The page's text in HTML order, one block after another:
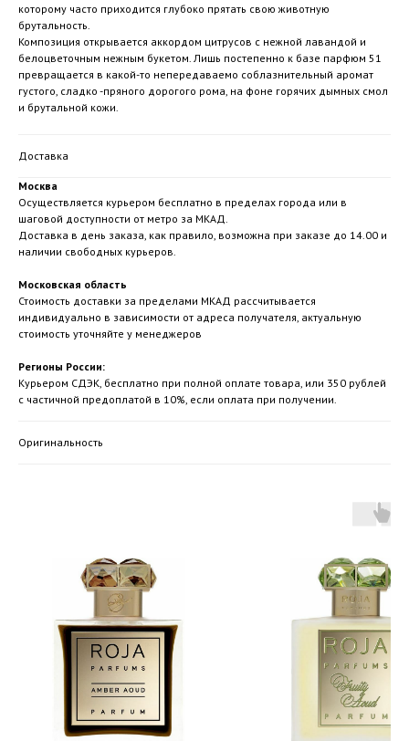
которому часто приходится глубоко прятать свою животную
брутальность.
Композиция открывается аккордом цитрусов с нежной лавандой и
белоцветочным нежным букетом. Лишь постепенно к базе парфюм 51
превращается в какой-то непередаваемо соблазнительный аромат
густого, сладко -пряного дорогого рома, на фоне горячих дымных смол
и брутальной кожи.
Доставка
Москва
Осуществляется курьером бесплатно в пределах города или в
шаговой доступности от метро за МКАД.
Доставка в день заказа, как правило, возможна при заказе до 14.00 и
наличии свободных курьеров.
Московская область
Стоимость доставки за пределами МКАД рассчитывается
индивидуально в зависимости от адреса получателя, актуальную
стоимость уточняйте у менеджеров
Регионы России:
Курьером СДЭК, бесплатно при полной оплате товара, или 350 рублей
с частичной предоплатой в 10%, если оплата при получении.
Оригинальность